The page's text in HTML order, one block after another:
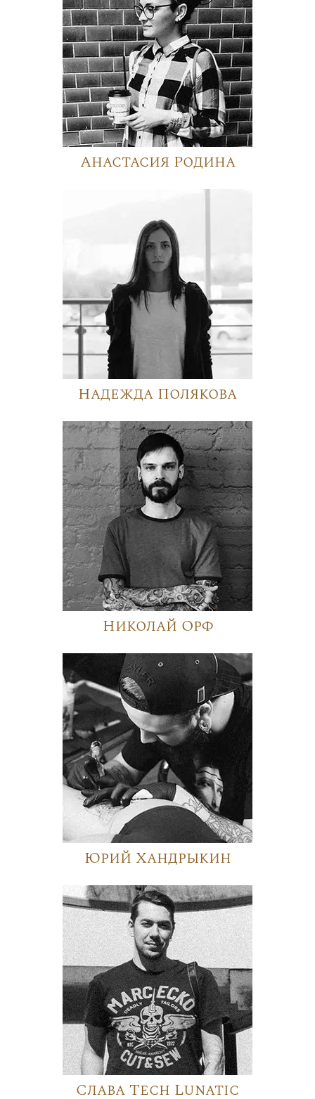
Анастасия Родина
Надежда Полякова
Николай Орф
Юрий Хандрыкин
Слава Tech Lunatic